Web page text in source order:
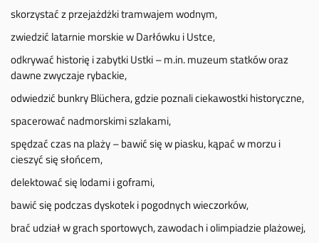
skorzystać z przejażdżki tramwajem wodnym,
zwiedzić latarnie morskie w Darłówku i Ustce,
odkrywać historię i zabytki Ustki – m.in. muzeum statków oraz
dawne zwyczaje rybackie,
odwiedzić bunkry Blüchera, gdzie poznali ciekawostki historyczne,
spacerować nadmorskimi szlakami,
spędzać czas na plaży – bawić się w piasku, kąpać w morzu i
cieszyć się słońcem,
delektować się lodami i goframi,
bawić się podczas dyskotek i pogodnych wieczorków,
brać udział w grach sportowych, zawodach i olimpiadzie plażowej,